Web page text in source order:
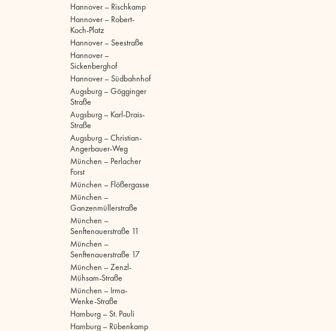
Hannover – Rischkamp
Hannover – Robert-
Koch-Platz
Hannover – Seestraße
Hannover –
Sickenberghof
Hannover – Südbahnhof
Augsburg – Gögginger
Straße
Augsburg – Karl-Drais-
Straße
Augsburg – Christian-
Angerbauer-Weg
München – Perlacher
Forst
München – Flößergasse
München –
Ganzenmüllerstraße
München –
Senftenauerstraße 11
München –
Senftenauerstraße 17
München – Zenzl-
Mühsam-Straße
München – Irma-
Wenke-Straße
Hamburg – St. Pauli
Hamburg – Rübenkamp